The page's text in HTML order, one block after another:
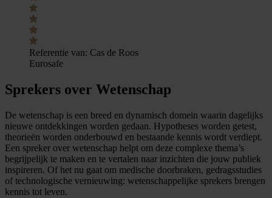
Referentie van: Cas de Roos
Eurosafe
Sprekers over Wetenschap
De wetenschap is een breed en dynamisch domein waarin dagelijks
nieuwe ontdekkingen worden gedaan. Hypotheses worden getest,
theorieën worden onderbouwd en bestaande kennis wordt verdiept.
Een spreker over wetenschap helpt om deze complexe thema’s
begrijpelijk te maken en te vertalen naar inzichten die jouw publiek
inspireren. Of het nu gaat om medische doorbraken, gedragsstudies
of technologische vernieuwing: wetenschappelijke sprekers brengen
kennis tot leven.